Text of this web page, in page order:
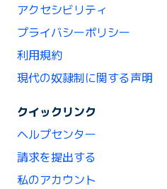
アクセシビリティ
プライバシーポリシー
利用規約
現代の奴隷制に関する声明
クイックリンク
ヘルプセンター
請求を提出する
私のアカウント